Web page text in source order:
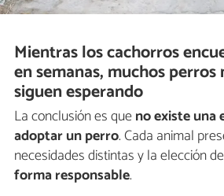
Mientras los cachorros
en semanas, muchos perros
siguen esperando
La conclusión es queno existe una
adoptar un perro. Cada animal
necesidades distintas y la elección
forma responsable.